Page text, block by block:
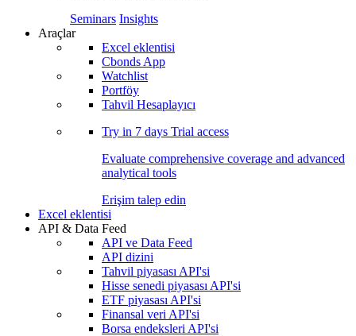
Seminars Insights
Araçlar
Excel eklentisi
Cbonds App
Watchlist
Portföy
Tahvil Hesaplayıcı
Try in 7 days Trial access
Evaluate comprehensive coverage and advanced
analytical tools
Erişim talep edin
Excel eklentisi
API & Data Feed
API ve Data Feed
API dizini
Tahvil piyasası API'si
Hisse senedi piyasası API'si
ETF piyasası API'si
Finansal veri API'si
Borsa endeksleri API'si